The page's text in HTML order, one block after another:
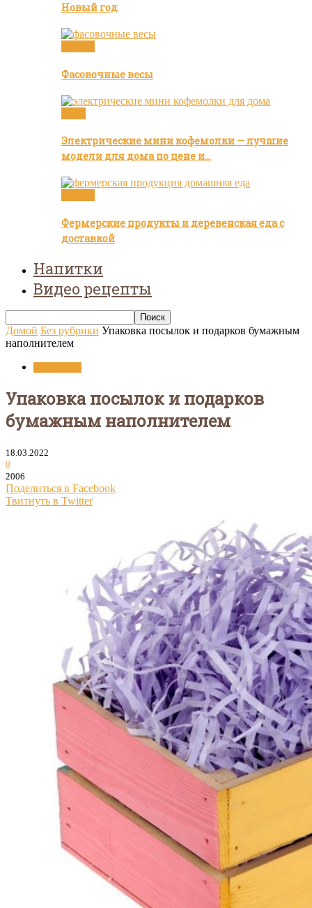
Новый год
Фасовочные весы
Электрические мини кофемолки — лучшие
модели для дома по цене и…
Фермерские продукты и деревенская еда с
доставкой
Напитки
Видео рецепты
Домой Без рубрики Упаковка посылок и подарков бумажным
наполнителем
Упаковка посылок и подарков
бумажным наполнителем
18.03.2022
0
2006
Поделиться в Facebook
Твитнуть в Twitter